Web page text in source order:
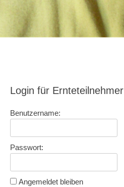
Login für Ernteteilnehmer
Benutzername:
Passwort:
Angemeldet bleiben